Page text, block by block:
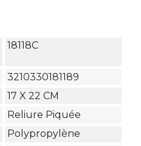
18118C
3210330181189
17 X 22 CM
Reliure Piquée
Polypropylène